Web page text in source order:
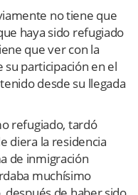
no tiene que
haya sido refugiado
que ver con la
participación en el
desde su llegada
refugiado, tardó
diera la residencia
de inmigración
muchísimo